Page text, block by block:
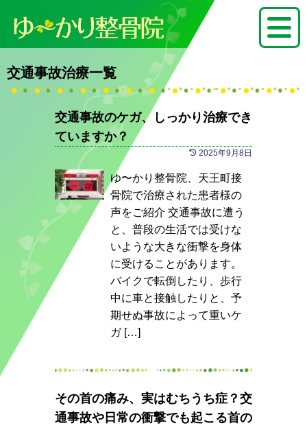
交通事故治療一覧
交通事故のケガ、しっかり治療でき
ていますか？
2025年9月8日
ゆ〜かり整骨院、天王町接
骨院で治療された患者様の
声をご紹介 交通事故に遭う
と、普段の生活では受けな
いような大きな衝撃を身体
に受けることがあります。
バイクで転倒したり、歩行
中に車と接触したりと、予
期せぬ事故によって重いケ
ガ […]
その首の痛み、実はむちうち症？交
通事故や日常の衝撃でも起こる首の